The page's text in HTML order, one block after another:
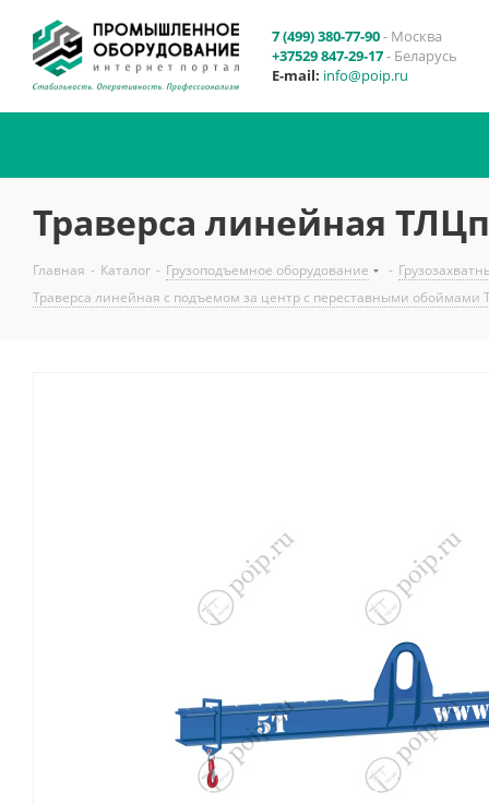
7 (499) 380-77-90- Москва
+37529 847-29-17- Беларусь
E-mail: info@poip.ru
Траверса линейная
Главная - Каталог - Грузоподъемное оборудование -
Траверса линейная с подъемом за центр с переставными обоймами